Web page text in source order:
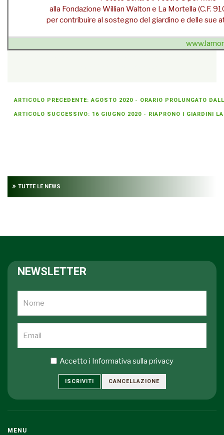
alla Fondazione Willian Walton e La Mortella (C.F.
per contribuire al sostegno del giardino e delle sue
ARTICOLO PRECEDENTE: AGOSTO 2020 - ORARIO PROLUNGATO
ARTICOLO SUCCESSIVO: 16 GIUGNO 2020 - RIAPRONO I GIARDINI
TUTTE LE NEWS
NEWSLETTER
Accetto i Informativa sulla privacy
ISCRIVITI CANCELLAZIONE
MENU